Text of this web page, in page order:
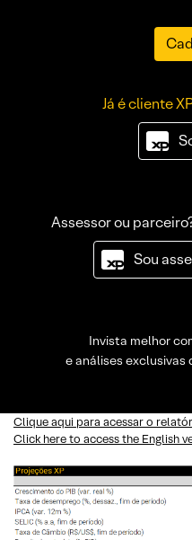
Já é cliente
Assessor ou
Sou
Invista melhor
e análises exclusivas
Clique aqui para acessar o
Click here to access the English